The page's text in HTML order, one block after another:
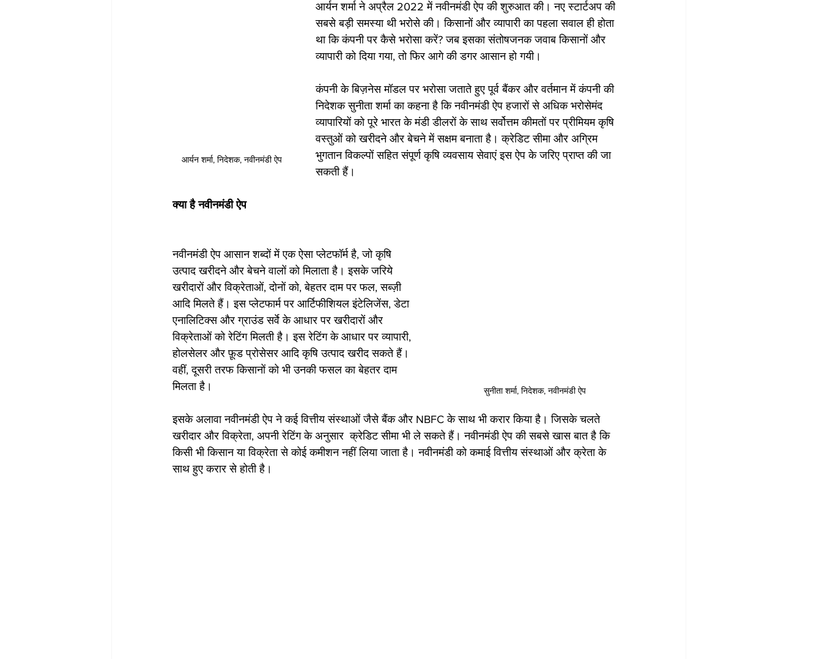
आर्यन शर्मा, निदेशक, नवीनमंडी ऐप
आर्यन शर्मा ने अप्रैल 2022 में नवीनमंडी ऐप की शुरुआत की। नए स्टार्टअप की
सबसे बड़ी समस्या थी भरोसे की। किसानों और व्यापारी का पहला सवाल ही होता
था कि कंपनी पर कैसे भरोसा करें? जब इसका संतोषजनक जवाब किसानों और
व्यापारी को दिया गया, तो फिर आगे की डगर आसान हो गयी।
कंपनी के बिज़नेस मॉडल पर भरोसा जताते हुए पूर्व बैंकर और वर्तमान में कंपनी की
निदेशक सुनीता शर्मा का कहना है कि नवीनमंडी ऐप हजारों से अधिक भरोसेमंद
व्यापारियों को पूरे भारत के मंडी डीलरों के साथ सर्वोत्तम कीमतों पर प्रीमियम कृषि
वस्तुओं को खरीदने और बेचने में सक्षम बनाता है। क्रेडिट सीमा और अग्रिम
भुगतान विकल्पों सहित संपूर्ण कृषि व्यवसाय सेवाएं इस ऐप के जरिए प्राप्त की जा
सकती हैं।
क्या है नवीनमंडी ऐप
सुनीता शर्मा, निदेशक, नवीनमंडी ऐप
नवीनमंडी ऐप आसान शब्दों में एक ऐसा प्लेटफॉर्म है, जो कृषि
उत्पाद खरीदने और बेचने वालों को मिलाता है। इसके जरिये
खरीदारों और विक्रेताओं, दोनों को, बेहतर दाम पर फल, सब्ज़ी
आदि मिलते हैं। इस प्लेटफार्म पर आर्टिफीशियल इंटेलिजेंस, डेटा
एनालिटिक्स और ग्राउंड सर्वे के आधार पर खरीदारों और
विक्रेताओं को रेटिंग मिलती है। इस रेटिंग के आधार पर व्यापारी,
होलसेलर और फ़ूड प्रोसेसर आदि कृषि उत्पाद खरीद सकते हैं।
वहीं, दूसरी तरफ किसानों को भी उनकी फसल का बेहतर दाम
मिलता है।
इसके अलावा नवीनमंडी ऐप ने कई वित्तीय संस्थाओं जैसे बैंक और NBFC के साथ भी करार किया है। जिसके चलते
खरीदार और विक्रेता, अपनी रेटिंग के अनुसार  क्रेडिट सीमा भी ले सकते हैं। नवीनमंडी ऐप की सबसे खास बात है कि
किसी भी किसान या विक्रेता से कोई कमीशन नहीं लिया जाता है। नवीनमंडी को कमाई वित्तीय संस्थाओं और क्रेता के
साथ हुए करार से होती है।